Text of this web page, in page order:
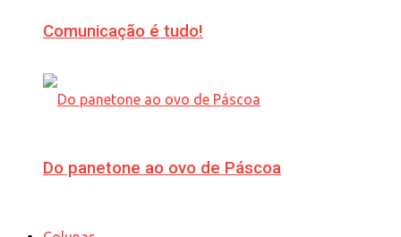
Comunicação é tudo!
Do panetone ao ovo de Páscoa